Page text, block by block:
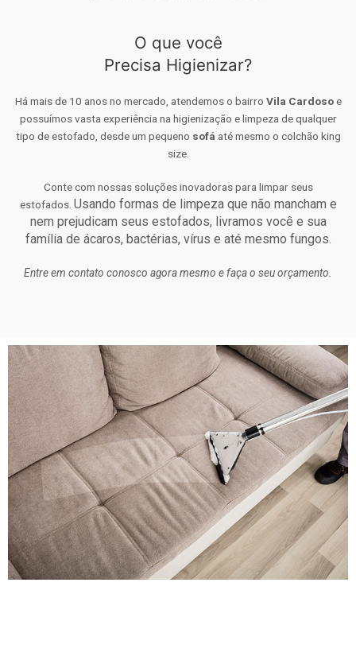
O que você
Precisa Higienizar?
Há mais de 10 anos no mercado, atendemos o bairro Vila Cardosoe
possuímos vasta experiência na higienização e limpeza de qualquer
tipo de estofado, desde um pequeno sofá até mesmo o colchão king
size.
Conte com nossas soluções inovadoras para limpar seus
estofados. Usando formas de limpeza que não mancham e
nem prejudicam seus estofados, livramos você e sua
família de ácaros, bactérias, vírus e até mesmo fungos.
Entre em contato conosco agora mesmo e faça o seu orçamento.